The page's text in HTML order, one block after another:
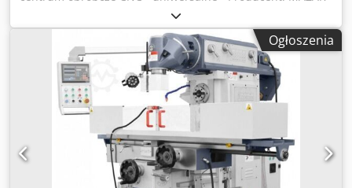
Model maszyny: Variaxis J-500 Sterowanie: Mazatrol
SmoothG Rok produkcji: 2020 Liczba sterowanych osi: 5
DANE TECHNICZNE Przejazdy - Oś X: (mm) 350 - Oś Y: (mm)
550 - Oś Z: (mm) 510 - Zakres wychylenia osi A: (stopnie)
-120 / +30 Dedpezr Uudefx Am Rjkr - Oś C (oś obrotowa
stołu obrotowo-uchylnego): (stopnie) 360 Posuw X/Y/Z:
(mm/min) 8 000 Prędkości szybkie - Oś X: (mm/min) 30 000
- Oś A/C: 10 800 stopni/min Wrzeciono - Maksymalna
prędkość wrzeciona: (obr./min) 12 000 - Moc napędu (S3
100% / 40%): (kW) 7,5 / 11,0 Magazyn narzędzi - Uchwyt
narzędziowy: BT40/CAT40 - Śruba pociągowa: Yamazaki typ
Ogłoszenia